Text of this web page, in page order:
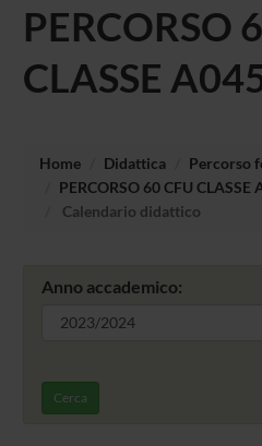
PERCORSO
CLASSE
Home Didattica
Percorso
PERCORSO 60 CFU CLASSE
Calendario didattico
Anno accademico:
Cerca